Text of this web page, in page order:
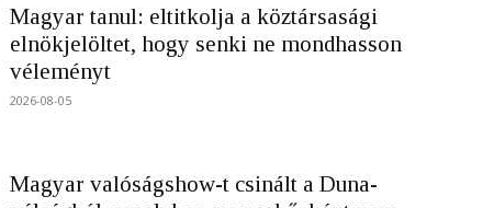
Magyar tanul: eltitkolja a köztársasági
elnökjelöltet, hogy senki ne mondhasson
véleményt
2026-08-05
Magyar valóságshow-t csinált a Duna-